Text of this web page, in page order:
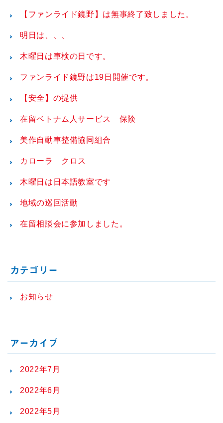
【ファンライド鏡野】は無事終了致しました。
明日は、、、
木曜日は車検の日です。
ファンライド鏡野は19日開催です。
【安全】の提供
在留ベトナム人サービス 保険
美作自動車整備協同組合
カローラ クロス
木曜日は日本語教室です
地域の巡回活動
在留相談会に参加しました。
カテゴリー
お知らせ
アーカイブ
2022年7月
2022年6月
2022年5月